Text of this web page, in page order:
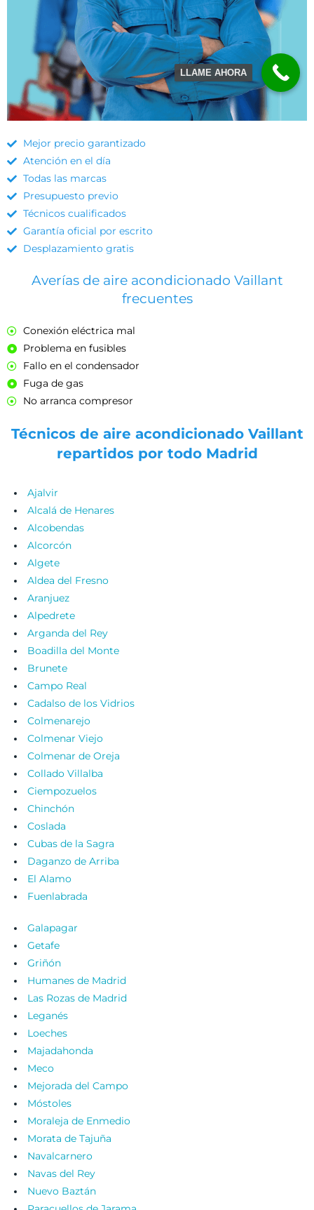
Mejor precio garantizado
Atención en el día
Todas las marcas
Presupuesto previo
Técnicos cualificados
Garantía oficial por escrito
Desplazamiento gratis
Averías de aire acondicionado Vaillant
frecuentes
Conexión eléctrica mal
Problema en fusibles
Fallo en el condensador
Fuga de gas
No arranca compresor
Técnicos de aire acondicionado Vaillant
repartidos por todo Madrid
Ajalvir
Alcalá de Henares
Alcobendas
Alcorcón
Algete
Aldea del Fresno
Aranjuez
Alpedrete
Arganda del Rey
Boadilla del Monte
Brunete
Campo Real
Cadalso de los Vidrios
Colmenarejo
Colmenar Viejo
Colmenar de Oreja
Collado Villalba
Ciempozuelos
Chinchón
Coslada
Cubas de la Sagra
Daganzo de Arriba
El Alamo
Fuenlabrada
Galapagar
Getafe
Griñón
Humanes de Madrid
Las Rozas de Madrid
Leganés
Loeches
Majadahonda
Meco
Mejorada del Campo
Móstoles
Moraleja de Enmedio
Morata de Tajuña
Navalcarnero
Navas del Rey
Nuevo Baztán
LLAME AHORA